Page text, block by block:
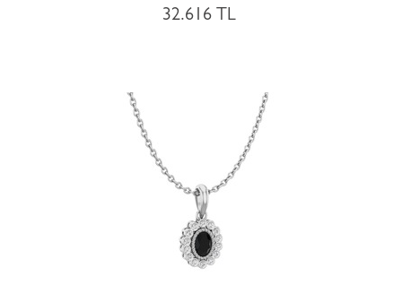
32.616 TL